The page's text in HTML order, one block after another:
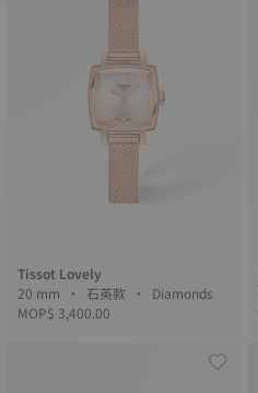
Tissot Lovely
20 mm • 石英款 • Diamonds
MOP$ 3,400.00